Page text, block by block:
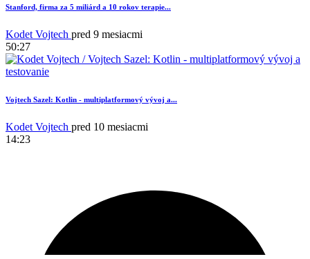
14
Stanford, firma za 5 miliárd a 10 rokov terapie...
Kodet Vojtech pred 9 mesiacmi
50:27
Vojtech Sazel: Kotlin - multiplatformový vývoj a...
Kodet Vojtech pred 10 mesiacmi
14:23